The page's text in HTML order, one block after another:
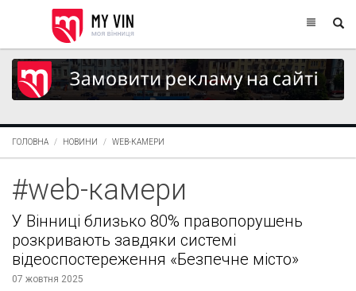
ГОЛОВНА НОВИНИ WEB-КАМЕРИ
#web-камери
У Вінниці близько 80% правопорушень
розкривають завдяки системі
відеоспостереження «Безпечне місто»
07 жовтня 2025